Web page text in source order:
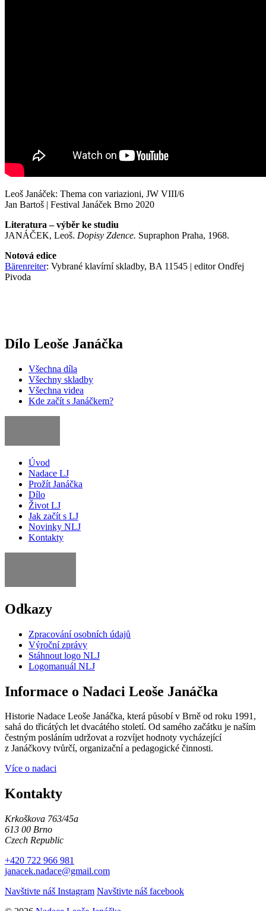
Leoš Janáček: Thema con variazioni, JW VIII/6
Jan Bartoš | Festival Janáček Brno 2020
Literatura – výběr ke studiu
JANÁČEK, Leoš. Dopisy Zdence. Supraphon Praha, 1968.
Notová edice
Bärenreiter: Vybrané klavírní skladby, BA 11545 | editor Ondřej
Pivoda
Dílo Leoše Janáčka
Všechna díla
Všechny skladby
Všechna videa
Kde začít s Janáčkem?
Úvod
Nadace LJ
Prožít Janáčka
Dílo
Život LJ
Jak začít s LJ
Novinky NLJ
Kontakty
Odkazy
Zpracování osobních údajů
Výroční zprávy
Stáhnout logo NLJ
Logomanuál NLJ
Informace o Nadaci Leoše Janáčka
Historie Nadace Leoše Janáčka, která působí v Brně od roku 1991,
sahá do třicátých let dvacátého století. Od samého začátku je naším
čestným posláním udržovat a rozvíjet hodnoty vycházející
z Janáčkovy tvůrčí, organizační a pedagogické činnosti.
Více o nadaci
Kontakty
Krkoškova 763/45a
613 00 Brno
Czech Republic
+420 722 966 981
janacek.nadace@gmail.com
Navštivte náš Instagram Navštivte náš facebook